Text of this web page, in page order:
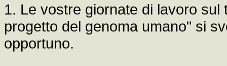
1. Le vostre giornate di lavoro
progetto del genoma umano" si
opportuno.